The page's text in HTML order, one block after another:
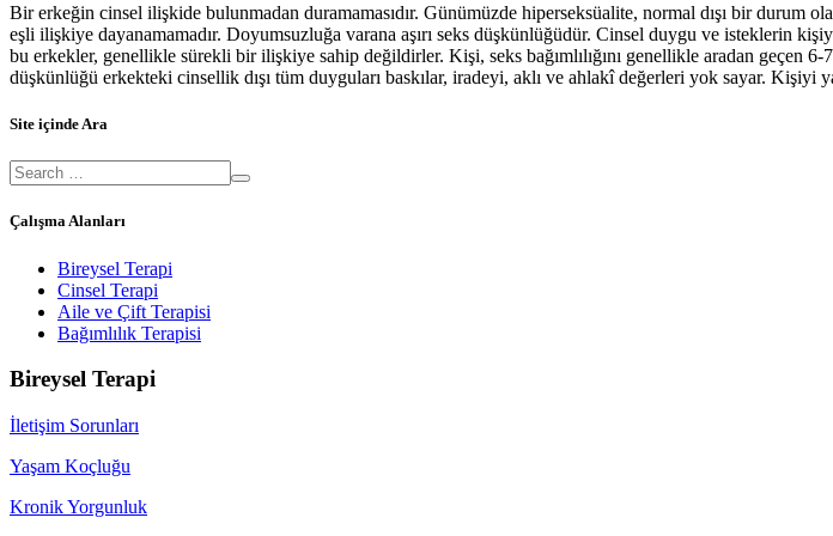
Bir erkeğin cinsel ilişkide bulunmadan duramamasıdır. Günümüzde hiperseksüalite, normal dışı bir durum
eşli ilişkiye dayanamamadır. Doyumsuzluğa varana aşırı seks düşkünlüğüdür. Cinsel duygu ve isteklerin
bu erkekler, genellikle sürekli bir ilişkiye sahip değildirler. Kişi, seks bağımlılığını genellikle aradan geçen 6-
düşkünlüğü erkekteki cinsellik dışı tüm duyguları baskılar, iradeyi, aklı ve ahlakî değerleri yok sayar. Kişiyi
Site içinde Ara
Çalışma Alanları
Bireysel Terapi
Cinsel Terapi
Aile ve Çift Terapisi
Bağımlılık Terapisi
Bireysel Terapi
İletişim Sorunları
Yaşam Koçluğu
Kronik Yorgunluk